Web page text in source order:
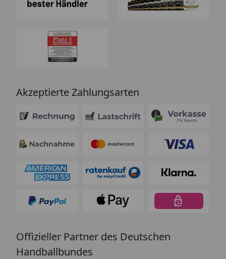
Akzeptierte Zahlungsarten
Offizieller Partner des Deutschen
Handballbundes